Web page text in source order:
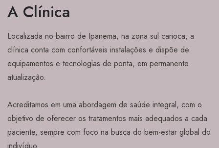
A Clínica
Localizada no bairro de Ipanema, na zona sul carioca, a
clínica conta com confortáveis instalações e dispõe de
equipamentos e tecnologias de ponta, em permanente
atualização.
Acreditamos em uma abordagem de saúde integral, com o
objetivo de oferecer os tratamentos mais adequados a cada
paciente, sempre com foco na busca do bem-estar global do